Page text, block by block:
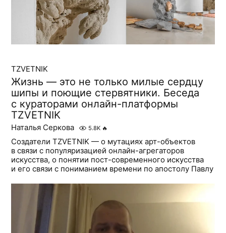
TZVETNIK
Жизнь — это не только милые сердцу
шипы и поющие стервятники. Беседа
с кураторами онлайн-платформы
TZVETNIK
Наталья Серкова 5.8K 🔥
Создатели TZVETNIK — о мутациях арт-объектов
в связи с популяризацией онлайн-агрегаторов
искусства, о понятии пост-современного искусства
и его связи с пониманием времени по апостолу Павлу